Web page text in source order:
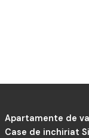
Case de inchiriat